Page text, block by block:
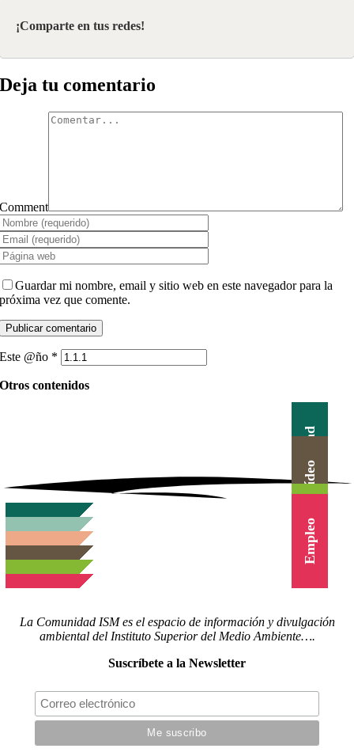
¡Comparte en tus redes!
Deja tu comentario
Comment
Guardar mi nombre, email y sitio web en este navegador para la
próxima vez que comente.
Este @ño *
Otros contenidos
Actualidad
Blog
Agenda
Canal Vídeo
Cursos
Empleo
La Comunidad ISM es el espacio de información y divulgación
ambiental del Instituto Superior del Medio Ambiente….
Suscríbete a la Newsletter